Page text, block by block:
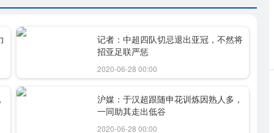
记者：中超四队切忌退出亚冠，不然将
招亚足联严惩
2020-06-28 00:00
沪媒：于汉超跟随申花训炼因熟人多，
一同助其走出低谷
2020-06-28 00:00